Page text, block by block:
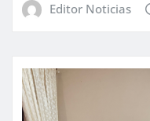
Editor Noticias